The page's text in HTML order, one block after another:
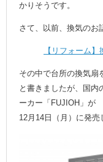
かりそうです。
さて、以前、換気のお
【リフォーム
その中で台所の換気扇
と書きましたが、国内
ーカー「FUJIOH」が
12月14日（月）に発売